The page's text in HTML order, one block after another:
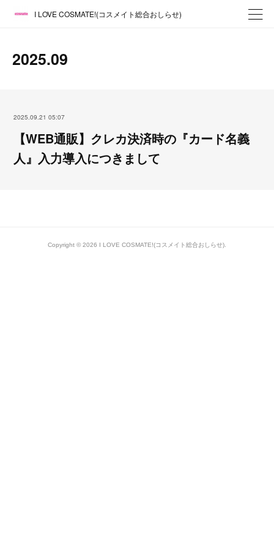
I LOVE COSMATE!(コスメイト総合おしらせ)
2025.09
2025.09.21 05:07
【WEB通販】クレカ決済時の『カード名義
人』入力導入につきまして
Copyright © 2026 I LOVE COSMATE!(コスメイト総合おしらせ)